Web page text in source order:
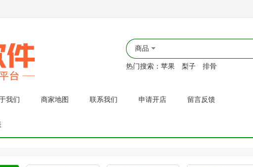
商品
热门搜索：苹果 梨子 排骨
我们 商家地图 联系我们 申请开店 留言反馈